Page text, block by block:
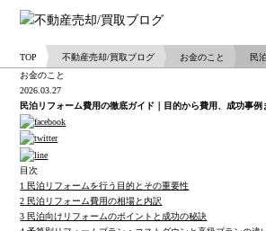
TOP 不動産売却/買取ブログ お金のこと
民
お金のこと
2026.03.27
民泊リフォーム費用の徹底ガイド｜目的から費用、成功事例
目次
1 民泊リフォームを行う目的とその重要性
2 民泊リフォーム費用の相場と内訳
3 民泊向けリフォームのポイントと成功の秘訣